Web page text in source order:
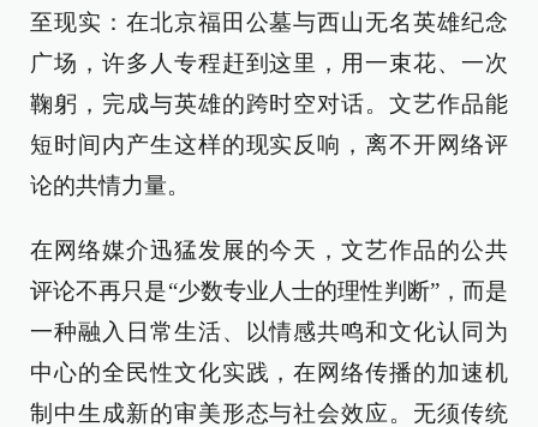
至现实：在北京福田公墓与西山无名英雄纪念
广场，许多人专程赶到这里，用一束花、一次
鞠躬，完成与英雄的跨时空对话。文艺作品能
短时间内产生这样的现实反响，离不开网络评
论的共情力量。
在网络媒介迅猛发展的今天，文艺作品的公共
评论不再只是“少数专业人士的理性判断”，而是
一种融入日常生活、以情感共鸣和文化认同为
中心的全民性文化实践，在网络传播的加速机
制中生成新的审美形态与社会效应。无须传统